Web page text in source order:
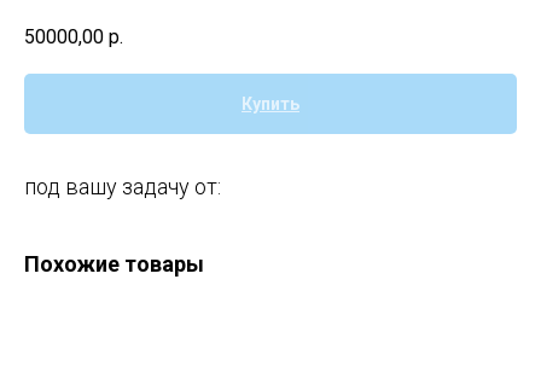
50000,00 р.
Купить
под вашу задачу от:
Похожие товары